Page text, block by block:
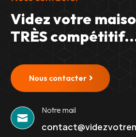
Videz votre
TRÈS
Nous contacter

Notre mail